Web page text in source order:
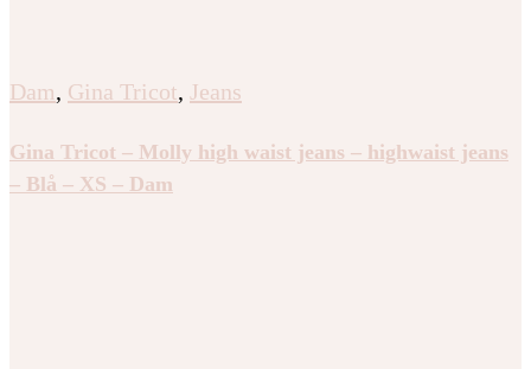
Dam, Gina Tricot, Jeans
Gina Tricot – Molly high waist jeans – highwaist jeans
– Blå – XS – Dam